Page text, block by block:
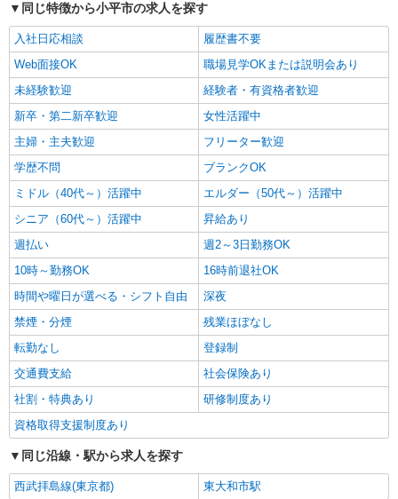
同じ特徴から小平市の求人を探す
入社日応相談
履歴書不要
Web面接OK
職場見学OKまたは説明会あり
未経験歓迎
経験者・有資格者歓迎
新卒・第二新卒歓迎
女性活躍中
主婦・主夫歓迎
フリーター歓迎
学歴不問
ブランクOK
ミドル（40代～）活躍中
エルダー（50代～）活躍中
シニア（60代～）活躍中
昇給あり
週払い
週2～3日勤務OK
10時～勤務OK
16時前退社OK
時間や曜日が選べる・シフト自由
深夜
禁煙・分煙
残業ほぼなし
転勤なし
登録制
交通費支給
社会保険あり
社割・特典あり
研修制度あり
資格取得支援制度あり
同じ沿線・駅から求人を探す
西武拝島線(東京都) 東大和市駅